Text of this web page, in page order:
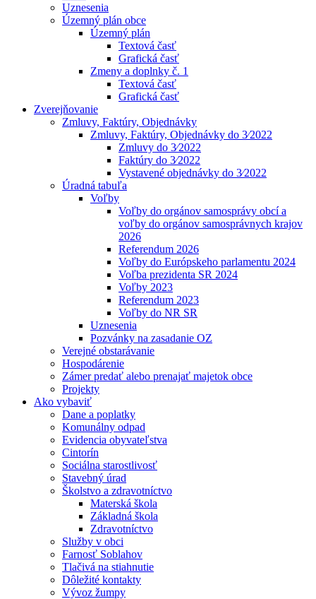
Uznesenia
Územný plán obce
Územný plán
Textová časť
Grafická časť
Zmeny a doplnky č. 1
Textová časť
Grafická časť
Zverejňovanie
Zmluvy, Faktúry, Objednávky
Zmluvy, Faktúry, Objednávky do 3⁄2022
Zmluvy do 3⁄2022
Faktúry do 3⁄2022
Vystavené objednávky do 3⁄2022
Úradná tabuľa
Voľby
Voľby do orgánov samosprávy obcí a
voľby do orgánov samosprávnych krajov
2026
Referendum 2026
Voľby do Európskeho parlamentu 2024
Voľba prezidenta SR 2024
Voľby 2023
Referendum 2023
Voľby do NR SR
Uznesenia
Pozvánky na zasadanie OZ
Verejné obstarávanie
Hospodárenie
Zámer predať alebo prenajať majetok obce
Projekty
Ako vybaviť
Dane a poplatky
Komunálny odpad
Evidencia obyvateľstva
Cintorín
Sociálna starostlivosť
Stavebný úrad
Školstvo a zdravotníctvo
Materská škola
Základná škola
Zdravotníctvo
Služby v obci
Farnosť Soblahov
Tlačivá na stiahnutie
Dôležité kontakty
Vývoz žumpy